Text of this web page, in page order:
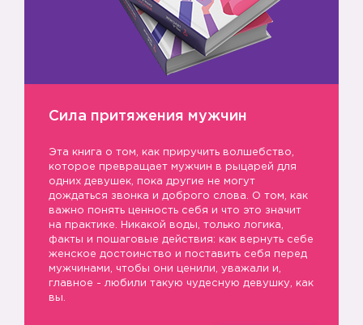
Сила притяжения мужчин
Эта книга о том, как приручить волшебство,
которое превращает мужчин в рыцарей для
одних девушек, пока другие не могут
дождаться звонка и доброго слова. О том, как
важно понять ценность себя и что это значит
на практике. Никакой воды, только логика,
факты и пошаговые действия: как вернуть себе
женское достоинство и поставить себя перед
мужчинами, чтобы они ценили, уважали и,
главное - любили такую чудесную девушку, как
вы.